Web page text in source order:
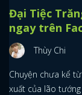
Đại Tiệc
ngay trên
Thùy Chi
Chuyện chưa kể
xuất của lão